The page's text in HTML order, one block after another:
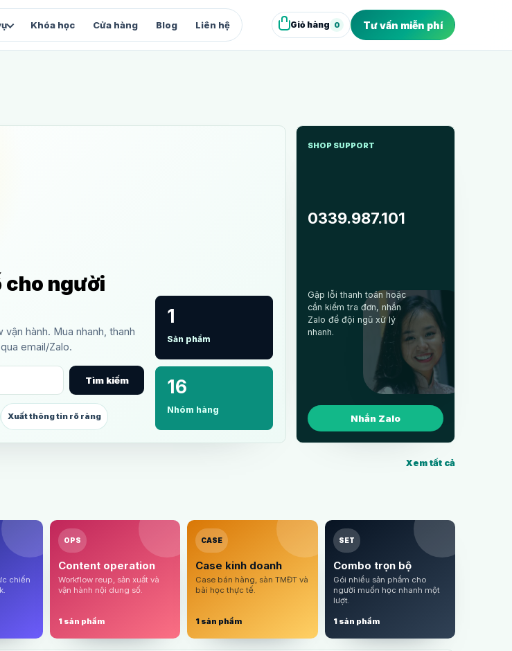
Khóa học Cửa hàng Blog Liên hệ Giỏ hàng 0 Tư vấn miễn phí
cho người
hành. Mua nhanh, thanh
email/Zalo.
Tìm kiếm
Xuất thông tin rõ ràng
1
Sản phẩm
16
Nhóm hàng
SHOP SUPPORT
0339.987.101
Gặp lỗi thanh toán hoặc
cần kiểm tra đơn, nhắn
Zalo để đội ngũ xử lý
nhanh.
Nhắn Zalo
Xem tất cả
chiến
OPS
Content operation
Workflow reup, sản xuất và
vận hành nội dung số.
1 sản phẩm
CASE
Case kinh doanh
Case bán hàng, sàn TMĐT và
bài học thực tế.
1 sản phẩm
SET
Combo trọn bộ
Gói nhiều sản phẩm cho
người muốn học nhanh một
lượt.
1 sản phẩm